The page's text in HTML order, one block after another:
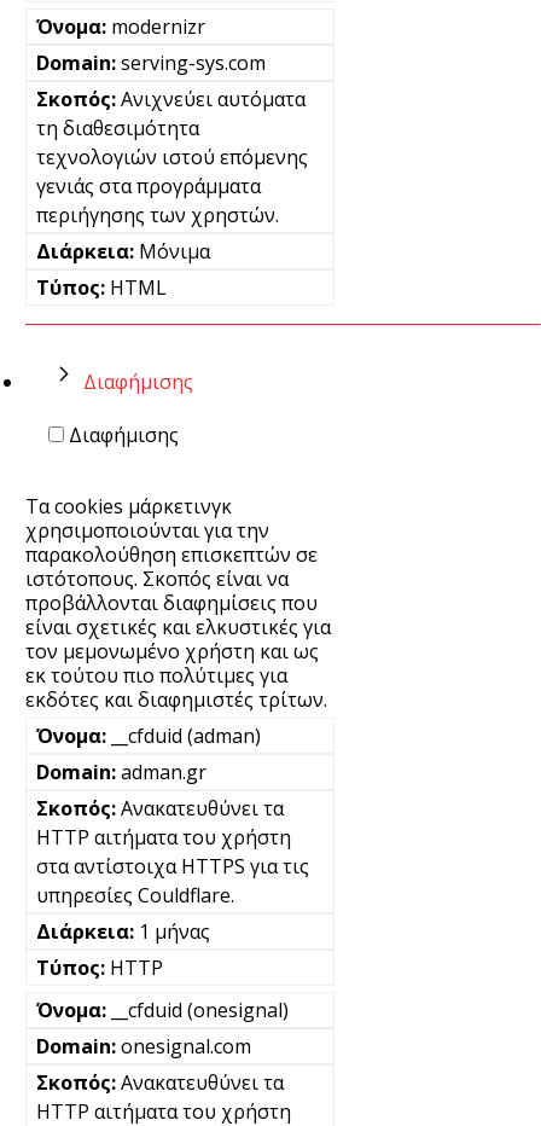
modernizr
serving-sys.com
Ανιχνεύει αυτόματα
τη διαθεσιμότητα
τεχνολογιών ιστού επόμενης
γενιάς στα προγράμματα
περιήγησης των χρηστών.
Μόνιμα
HTML
Διαφήμισης
Διαφήμισης
Τα cookies μάρκετινγκ
χρησιμοποιούνται για την
παρακολούθηση επισκεπτών σε
ιστότοπους. Σκοπός είναι να
προβάλλονται διαφημίσεις που
είναι σχετικές και ελκυστικές για
τον μεμονωμένο χρήστη και ως
εκ τούτου πιο πολύτιμες για
εκδότες και διαφημιστές τρίτων.
__cfduid (adman)
adman.gr
Ανακατευθύνει τα
HTTP αιτήματα του χρήστη
στα αντίστοιχα HTTPS για τις
υπηρεσίες Couldflare.
1 μήνας
HTTP
__cfduid (onesignal)
onesignal.com
Ανακατευθύνει τα
HTTP αιτήματα του χρήστη